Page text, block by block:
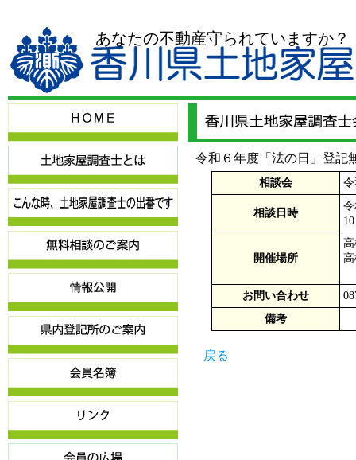
あなたの不動産守られていますか？
令和６年度「法の日」登記
相談会
相談日時
開催場所
お問い合わせ
備考
戻る